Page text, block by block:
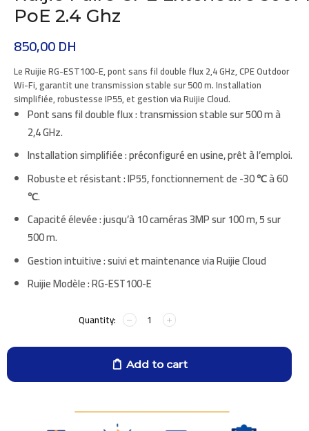
PoE 2.4 Ghz
850,00DH
Le RuijieRG-EST100-E,pont sans fil double flux 2,4 GHz, CPE Outdoor
Wi-Fi, garantit une transmission stable sur 500 m. Installation
simplifiée, robustesse IP55, et gestion via Ruijie Cloud.
Pont sans fil double flux: transmission stable sur 500 m à
2,4 GHz.
Installation simplifiée: préconfiguré en usine, prêt à l’emploi.
Robuste et résistant: IP55, fonctionnement de -30 ℃ à 60
℃.
Capacité élevée: jusqu’à 10 caméras 3MP sur 100 m, 5 sur
500 m.
Gestion intuitive: suivi et maintenance via Ruijie Cloud
Ruijie Modèle :RG-EST100-E
Add to cart